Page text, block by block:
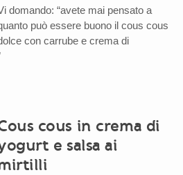
domando: “avete mai pensato a
può essere buono il cous cous
con carrube e crema di
cous in crema di
e salsa ai